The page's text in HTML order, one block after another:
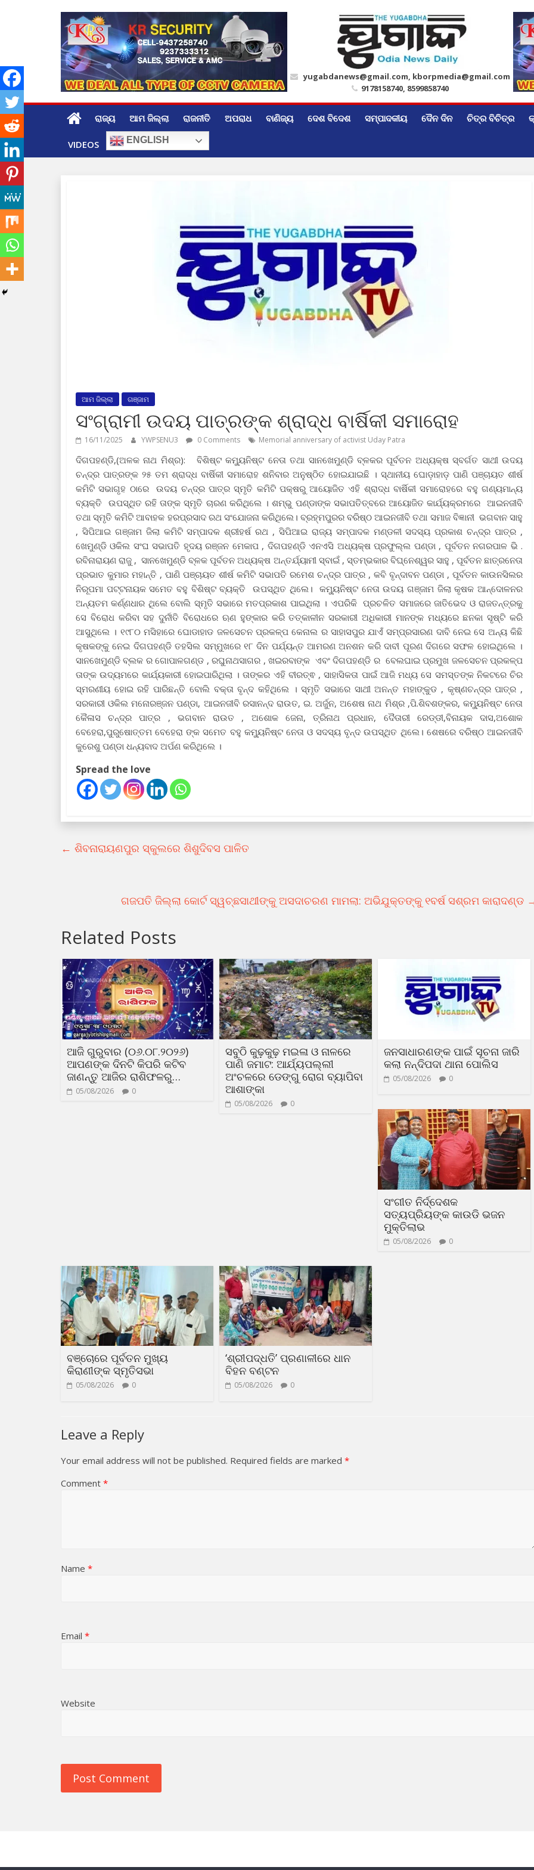
yugabdanews@gmail.com, kborpmedia@gmail.com
9178158740, 8599858740
ରାଜ୍ୟ ଆମ ଜିଲ୍ଲା ରାଜନୀତି ଅପରାଧ ବାଣିଜ୍ୟ ଦେଶ ବିଦେଶ ସମ୍ପାଦକୀୟ ଦୈନ ଦିନ ଚିତ୍ର ବିଚିତ୍ର
VIDEOS ENGLISH
ଆମ ଜିଲ୍ଲା ଗଞ୍ଜାମ
ସଂଗ୍ରାମୀ ଉଦୟ ପାତ୍ରଙ୍କ ଶ୍ରାଦ୍ଧ ବାର୍ଷିକୀ ସମାରୋହ
16/11/2025 YWPSENU3 0 Comments Memorial anniversary of activist Uday Patra
ଦିଗପହଣ୍ଡି,(ଅଳକ ନାଥ ମିଶ୍ର): ବିଶିଷ୍ଟ କମ୍ୟୁନିଷ୍ଟ ନେତା ତଥା ସାନଖେମୁଣ୍ଡି ବ୍ଳକର ପୂର୍ବତନ ଅଧ୍ୟକ୍ଷ ସ୍ବର୍ଗତ ସାଥୀ ଉଦୟ
ଚନ୍ଦ୍ର ପାତ୍ରଙ୍କ ୨୫ ତମ ଶ୍ରାଦ୍ଧ ବାର୍ଷିକୀ ସମାରୋହ ଶନିବାର ଅନୁଷ୍ଠିତ ହୋଇଯାଇଛି । ସ୍ଥାନୀୟ ଘୋଡ଼ାହାଡ଼ ପାଣି ପଞ୍ଚାୟତ ଶୀର୍ଷ
କମିଟି ସଭାଗୃହ ଠାରେ ଉଦୟ ଚନ୍ଦ୍ର ପାତ୍ର ସ୍ମୃତି କମିଟି ପକ୍ଷରୁ ଆୟୋଜିତ ଏହି ଶ୍ରାଦ୍ଧ ବାର୍ଷିକୀ ସମାରୋହରେ ବହୁ ଗଣ୍ୟମାନ୍ୟ
ବ୍ୟକ୍ତି ଉପସ୍ଥିତ ରହି ତାଙ୍କ ସ୍ମୃତି ଚାରଣ କରିଥିଲେ । ଶମ୍ଭୁ ପଣ୍ଡାଙ୍କ ସଭାପତିତ୍ବରେ ଆୟୋଜିତ କାର୍ଯ୍ୟକ୍ରମରେ ଆଇନଜୀବି
ତଥା ସ୍ମୃତି କମିଟି ଆବାହକ ହରପ୍ରସାଦ ରଥ ସଂଯୋଜନା କରିଥିଲେ। ବ୍ରହ୍ମପୁରର ବରିଷ୍ଠ ଆଇନଜୀବି ତଥା ସମାଜ ବିଜ୍ଞାନୀ ଭଗବାନ ସାହୁ
, ସିପିଆଇ ଗଞ୍ଜାମ ଜିଲା କମିଟି ସମ୍ପାଦକ ଶ୍ରୀହର୍ଷ ରଥ , ସିପିଆଇ ରାଜ୍ୟ ସମ୍ପାଦକ ମଣ୍ଡଳୀ ସଦସ୍ୟ ପ୍ରକାଶ ଚନ୍ଦ୍ର ପାତ୍ର ,
ଖେମୁଣ୍ଡି ଓକିଲ ସଂଘ ସଭାପତି ହୃଦୟ ରଞ୍ଜନ ମେକାପ , ଦିଗପହଣ୍ଡି ଏନଏସି ଅଧ୍ୟକ୍ଷ ପ୍ରଫୁଲ୍ଲ ପଣ୍ଡା , ପୂର୍ବତନ ନଗରପାଳ ଭି .
ରବିନାରାୟଣ ରାଜୁ , ସାନଖେମୁଣ୍ଡି ବ୍ଳକ ପୂର୍ବତନ ଅଧ୍ୟକ୍ଷ ଅନ୍ତର୍ଯ୍ୟାମୀ ସ୍ବାଇଁ , ସ୍ତମ୍ଭକାର ବିଘ୍ନେଶ୍ୱର ସାହୁ , ପୂର୍ବତନ ଛାତ୍ରନେତା
ପ୍ରଭାତ କୁମାର ମହାନ୍ତି , ପାଣି ପଞ୍ଚାୟତ ଶୀର୍ଷ କମିଟି ସଭାପତି ରମେଶ ଚନ୍ଦ୍ର ପାତ୍ର , କବି ବୃନ୍ଦାବନ ପଣ୍ଡା , ପୂର୍ବତନ କାଉନସିଲର
ନିରୂପମା ପଟ୍ଟନାୟକ ସମେତ ବହୁ ବିଶିଷ୍ଟ ବ୍ୟକ୍ତି ଉପସ୍ଥିତ ଥିଲେ। କମ୍ୟୁନିଷ୍ଟ ନେତା ଉଦୟ ଗଞ୍ଜାମ ଜିଲା କୃଷକ ଆନ୍ଦୋଳନର
ଅନ୍ୟତମ କର୍ଣ୍ଣଧାର ଥିଲେ ବୋଲି ସ୍ମୃତି ସଭାରେ ମତପ୍ରକାଶ ପାଇଥିଲା । ଏପରିକି ପ୍ରଚଳିତ ସମାଜରେ ଜାତିଭେଦ ଓ ରାଜତନ୍ତ୍ରକୁ
ସେ ବିରୋଧ କରିବା ସହ ଦୁର୍ନୀତି ବିରୋଧରେ ଋଣ ହୁଙ୍କାର କରି ତତ୍କାଳୀନ ସରକାରୀ ଅଧିକାରୀ ମାନଙ୍କ ମଧ୍ୟରେ ଛନକା ସୃଷ୍ଟି କରି
ଆସୁଥିଲେ । ୧୯୮୦ ମସିହାରେ ଘୋଡାହାଡ ଜଳସେଚନ ପ୍ରକଳ୍ପ କେନାଲ ର ସାହାସପୁର ଯାଏଁ ସମ୍ପ୍ରସାରଣ ଦାବି ନେଇ ସେ ଅନ୍ୟ କିଛି
କୃଷକଙ୍କୁ ନେଇ ଦିଗପହଣ୍ଡି ତହସିଲ ସମ୍ମୁଖରେ ୧୮ ଦିନ ପର୍ଯ୍ୟନ୍ତ ଆମରଣ ଅନଶନ କରି ଦାବୀ ପୂରଣ ଦିଗରେ ସଫଳ ହୋଇଥିଲେ ।
ସାନଖେମୁଣ୍ଡି ବ୍ଲକ ର ଗୋପାଳଗଣ୍ଡ , ରଘୁନାଥସାଗର , ଖଇରବାଙ୍କ ଏବଂ ଦିଗପହଣ୍ଡି ର ବେଲଘାଇ ପ୍ରମୁଖ ଜଳସେଚନ ପ୍ରକଳ୍ପ
ତାଙ୍କ ଉଦ୍ୟମରେ କାର୍ଯ୍ୟକାରୀ ହୋଇପାରିଥିଲା । ତାଙ୍କର ଏହି ବୀରତ୍ଵ , ସାହାସିକତା ପାଇଁ ଆଜି ମଧ୍ୟ ସେ ସମସ୍ତଙ୍କ ନିକଟରେ ଚିର
ସ୍ମରଣୀୟ ହୋଇ ରହି ପାରିଛନ୍ତି ବୋଲି ବକ୍ତା ବୃନ୍ଦ କହିଥିଲେ । ସ୍ମୃତି ସଭାରେ ସାଥୀ ଅନନ୍ତ ମହାଙ୍କୁଡ , କୃଷ୍ଣଚନ୍ଦ୍ର ପାତ୍ର ,
ସରକାରୀ ଓକିଲ ମନୋରଞ୍ଜନ ପଣ୍ଡା, ଆଇନଜୀବି ରସାନନ୍ଦ ରାଉତ, ଇ. ଅର୍ଜୁନ, ଅଶେଷ ନାଥ ମିଶ୍ର ,ପି.ଶିବଶଙ୍କର, କମ୍ୟୁନିଷ୍ଟ ନେତା
କୈଳାସ ଚନ୍ଦ୍ର ପାତ୍ର , ଭଗବାନ ରାଉତ , ଅଶୋକ ଜେନା, ତ୍ରିନାଥ ପ୍ରଧାନ, ଦୈତାରୀ ରେଡ୍ଡୀ,ବିନାୟକ ଦାସ,ଅଶୋକ
ବେହେରା,ପୁରୁଷୋତ୍ତମ ବେହେରା ଙ୍କ ସମେତ ବହୁ କମ୍ୟୁନିଷ୍ଟ ନେତା ଓ ସଦସ୍ୟ ବୃନ୍ଦ ଉପସ୍ଥିତ ଥିଲେ। ଶେଷରେ ବରିଷ୍ଠ ଆଇନଜୀବି
କୁରେଶୁ ପଣ୍ଡା ଧନ୍ୟବାଦ ଅର୍ପଣ କରିଥିଲେ ।
Spread the love
← ଶିବନାରାୟଣପୁର ସ୍କୁଲରେ ଶିଶୁଦିବସ ପାଳିତ
ଗଜପତି ଜିଲ୍ଲା କୋର୍ଟ ସ୍ୱଚ୍ଛସାଥୀଙ୍କୁ ଅସଦାଚରଣ ମାମଲା: ଅଭିଯୁକ୍ତଙ୍କୁ ୧ବର୍ଷ ସଶ୍ରମ କାରାଦଣ୍ଡ
Related Posts
ଆଜି ଗୁରୁବାର (୦୬.୦୮.୨୦୨୬)
ଆପଣଙ୍କ ଦିନଟି କିପରି କଟିବ
ଜାଣନ୍ତୁ ଆଜିର ରାଶିଫଳରୁ…
05/08/2026 0
ସବୁଠି କୁଢ଼କୁଢ଼ ମଇଳା ଓ ନାଳରେ
ପାଣି ଜମାଟ: ଆର୍ଯ୍ୟପଲ୍ଲୀ
ଅଂଚଳରେ ଡେଙ୍ଗୁ ରୋଗ ବ୍ୟାପିବା
ଆଶାଙ୍କା
05/08/2026 0
ଜନସାଧାରଣଙ୍କ ପାଇଁ ସୂଚନା ଜାରି
କଲା ନନ୍ଦିପଦା ଥାନା ପୋଲିସ
05/08/2026 0
ସଂଗୀତ ନିର୍ଦ୍ଦେଶକ
ସତ୍ୟପ୍ରିୟଙ୍କ କାଉଡି ଭଜନ
ମୁକ୍ତିଲାଭ
05/08/2026 0
ବଞ୍ଚୋରେ ପୂର୍ବତନ ମୁଖ୍ୟ
କିରାଣୀଙ୍କ ସ୍ମୃତିସଭା
05/08/2026 0
‘ଶ୍ରୀପଦ୍ଧତି’ ପ୍ରଣାଳୀରେ ଧାନ
ବିହନ ବଣ୍ଟନ
05/08/2026 0
Leave a Reply
Your email address will not be published. Required fields are marked *
Comment *
Name *
Email *
Website